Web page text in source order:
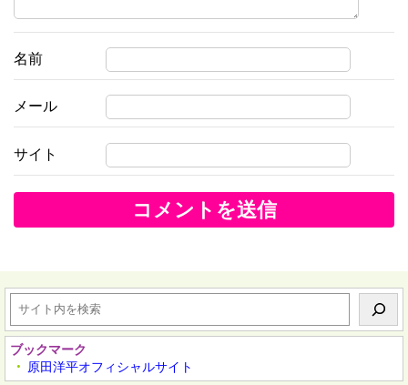
名前
メール
サイト
検
ブックマーク
原田洋平オフィシャルサイト